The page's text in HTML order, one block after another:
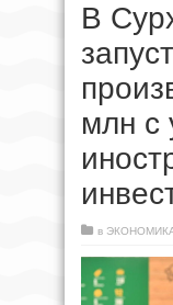
В
млн с
в